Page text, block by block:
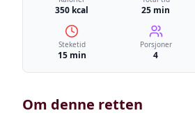
350 kcal 25 min
Steketid
15 min
Porsjoner
4
Om denne retten